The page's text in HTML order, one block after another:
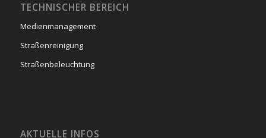
TECHNISCHER BEREICH
Medienmanagement
Straßenreinigung
Straßenbeleuchtung
AKTUELLE INFOS